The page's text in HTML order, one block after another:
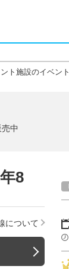
ト施設のイベント
中
8
について